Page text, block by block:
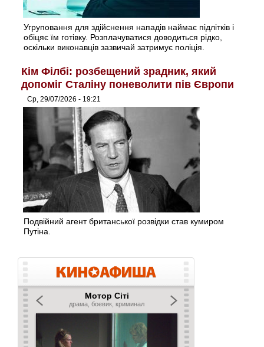
Угруповання для здійснення нападів наймає підлітків і
обіцяє їм готівку. Розплачуватися доводиться рідко,
оскільки виконавців зазвичай затримує поліція.
Кім Філбі: розбещений зрадник, який
допоміг Сталіну поневолити пів Європи
Ср, 29/07/2026 - 19:21
Подвійний агент британської розвідки став кумиром
Путіна.